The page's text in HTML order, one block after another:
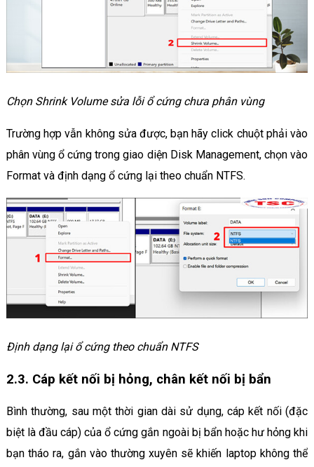
Chọn Shrink Volume sửa lỗi ổ cứng chưa phân vùng
Trường hợp vẫn không sửa được, bạn hãy click chuột phải vào
phân vùng ổ cứng trong giao diện Disk Management, chọn vào
Format và định dạng ổ cứng lại theo chuẩn NTFS.
Định dạng lại ổ cứng theo chuẩn NTFS
2.3. Cáp kết nối bị hỏng, chân kết nối bị bẩn
Bình thường, sau một thời gian dài sử dụng, cáp kết nối (đặc
biệt là đầu cáp) của ổ cứng gắn ngoài bị bẩn hoặc hư hỏng khi
bạn tháo ra, gắn vào thường xuyên sẽ khiến laptop không thể